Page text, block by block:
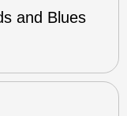
and Blues